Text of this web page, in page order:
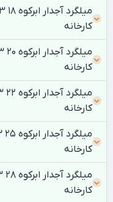
کارخانه
کارخانه
کارخانه
کارخانه
کارخانه